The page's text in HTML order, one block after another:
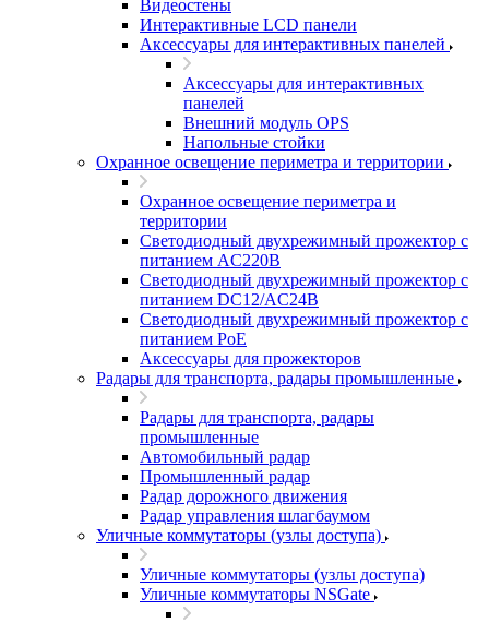
Видеостены
Интерактивные LCD панели
Аксессуары для интерактивных панелей
Аксессуары для интерактивных
панелей
Внешний модуль OPS
Напольные стойки
Охранное освещение периметра и территории
Охранное освещение периметра и
территории
Светодиодный двухрежимный прожектор с
питанием AC220В
Светодиодный двухрежимный прожектор с
питанием DC12/AC24В
Светодиодный двухрежимный прожектор с
питанием PoE
Аксессуары для прожекторов
Радары для транспорта, радары промышленные
Радары для транспорта, радары
промышленные
Автомобильный радар
Промышленный радар
Радар дорожного движения
Радар управления шлагбаумом
Уличные коммутаторы (узлы доступа)
Уличные коммутаторы (узлы доступа)
Уличные коммутаторы NSGate